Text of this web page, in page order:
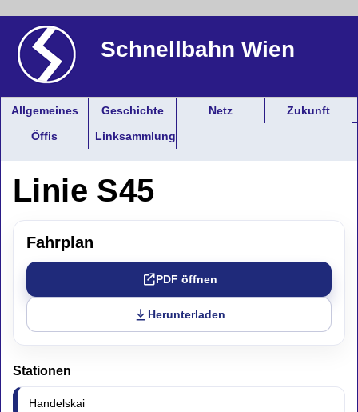
Schnellbahn Wien
Allgemeines Geschichte Netz
Zukunft
Öffis
Linksammlung
Linie S45
Fahrplan
PDF öffnen
Herunterladen
Stationen
Handelskai